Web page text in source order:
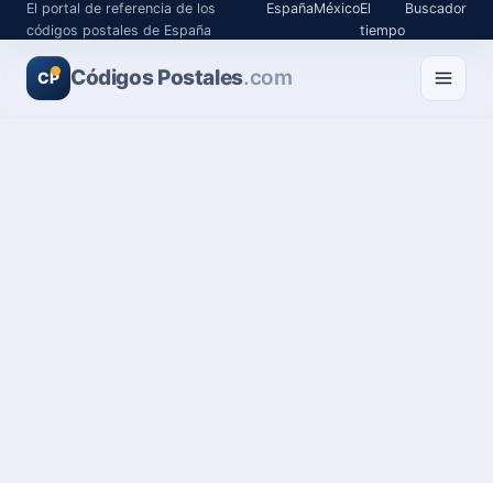
El portal de referencia de los
códigos postales de España
EspañaMéxicoEl
tiempo
Buscador
CP Códigos Postales.com